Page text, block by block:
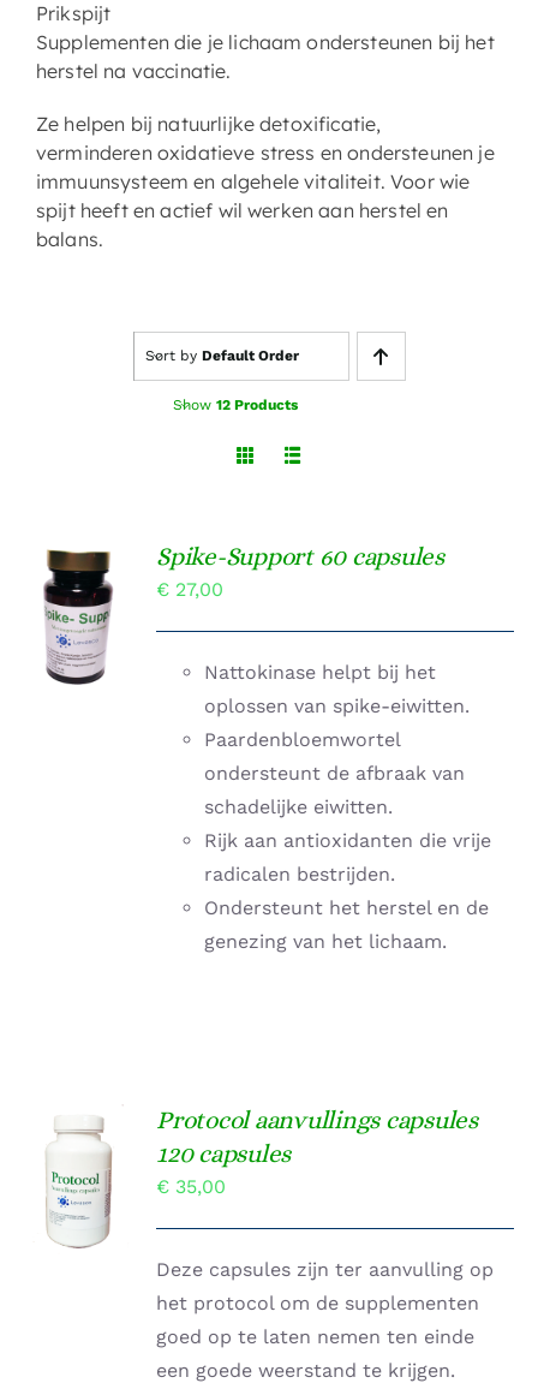
Prikspijt
Supplementen die je lichaam ondersteunen bij het
herstel na vaccinatie.
Ze helpen bij natuurlijke detoxificatie,
verminderen oxidatieve stress en ondersteunen je
immuunsysteem en algehele vitaliteit. Voor wie
spijt heeft en actief wil werken aan herstel en
balans.
Sort by Default Order
Show 12 Products
TOEVOEGEN
AAN
WINKELWAGEN
/
DETAILS
Spike-Support 60 capsules
€ 27,00
Nattokinase helpt bij het
oplossen van spike-eiwitten.
Paardenbloemwortel
ondersteunt de afbraak van
schadelijke eiwitten.
Rijk aan antioxidanten die vrije
radicalen bestrijden.
Ondersteunt het herstel en de
genezing van het lichaam.
TOEVOEGEN
WINKELWAGEN
/
DETAILS
Protocol aanvullings capsules
120 capsules
€ 35,00
Deze capsules zijn ter aanvulling op
het protocol om de supplementen
goed op te laten nemen ten einde
een goede weerstand te krijgen.